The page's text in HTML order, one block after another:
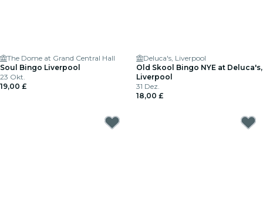
The Dome at Grand Central Hall
Soul Bingo Liverpool
23 Okt.
19,00 £
Deluca's, Liverpool
Old Skool Bingo NYE at Deluca's,
Liverpool
31 Dez.
18,00 £